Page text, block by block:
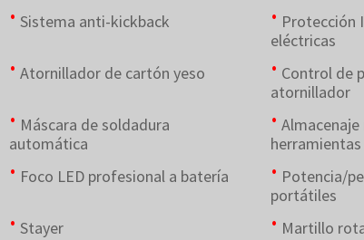
Sistema anti-kickback
Protección
eléctricas
Atornillador de cartón yeso
Control de
atornillador
Máscara de soldadura
automática
herramientas
Foco LED profesional a batería
Potencia/
portátiles
Stayer Martillo